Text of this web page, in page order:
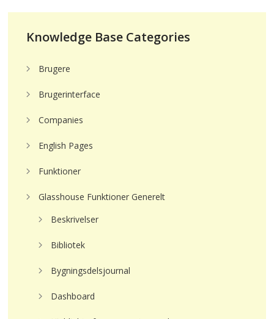
Knowledge Base Categories
Brugere
Brugerinterface
Companies
English Pages
Funktioner
Glasshouse Funktioner Generelt
Beskrivelser
Bibliotek
Bygningsdelsjournal
Dashboard